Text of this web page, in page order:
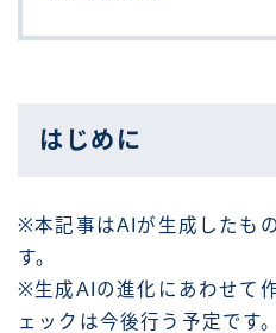
はじめに
※本記事はAIが生成したも
す。
※生成AIの進化にあわせて
ェックは今後行う予定です。